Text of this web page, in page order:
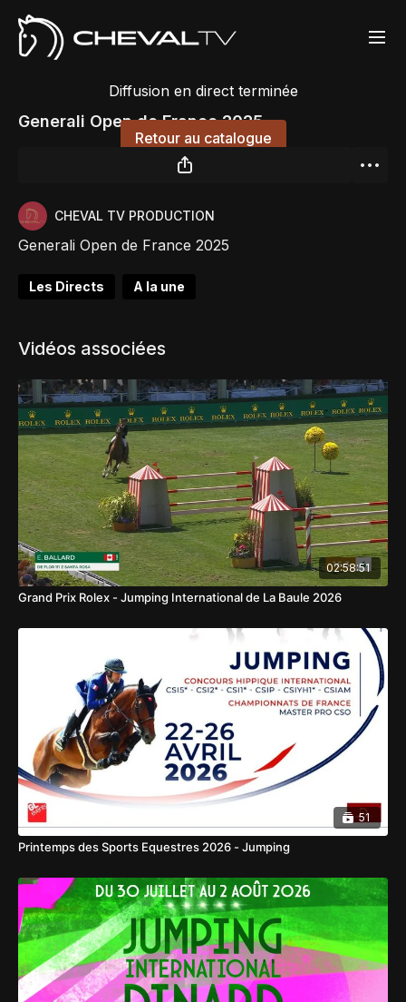
Diffusion en direct terminée
Retour au catalogue
Generali Open de France 2025
CHEVAL TV PRODUCTION
Generali Open de France 2025
Les Directs A la une
Vidéos associées
02:58:51
Grand Prix Rolex - Jumping International de La Baule 2026
51
Printemps des Sports Equestres 2026 - Jumping